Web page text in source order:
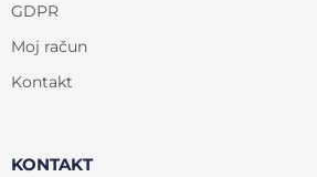
GDPR
Moj račun
Kontakt
KONTAKT